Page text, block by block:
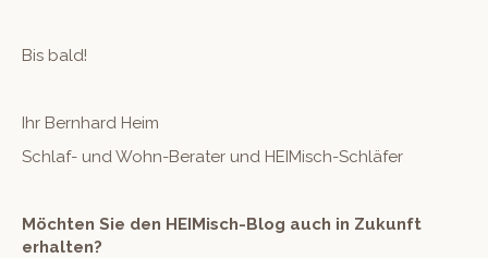
Bis bald!
Ihr Bern­hard Heim
Schlaf- und Wohn-Berater und HEIMisch-Schläfer
Möcht­en Sie den HEIMisch-Blog auch in Zukun­ft
erhalten?